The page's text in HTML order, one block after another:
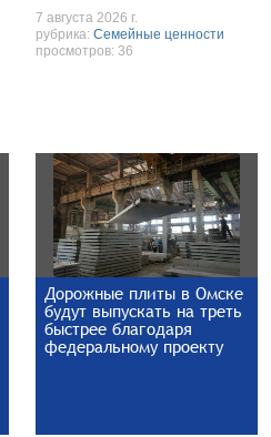
7 августа 2026 г.
рубрика: Семейные ценности
просмотров: 36
Дорожные плиты в Омске
будут выпускать на треть
быстрее благодаря
федеральному проекту